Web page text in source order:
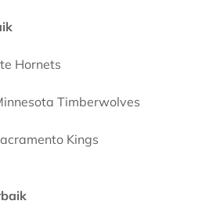
Hornets
Timberwolves
Kings